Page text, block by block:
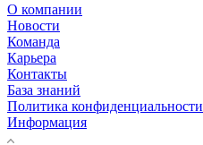
О компании
Новости
Команда
Карьера
Контакты
База знаний
Политика конфиденциальности
Информация